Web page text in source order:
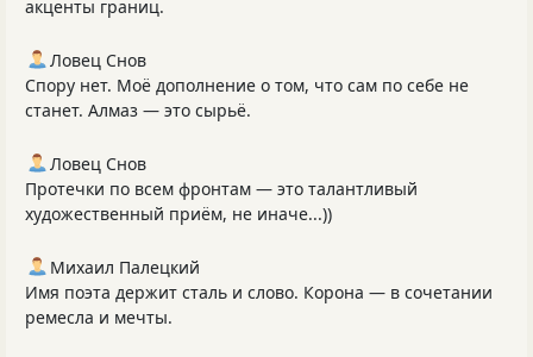
акценты границ.
Ловец Снов
Спору нет. Моё дополнение о том, что сам по себе не
станет. Алмаз — это сырьё.
Ловец Снов
Протечки по всем фронтам — это талантливый
художественный приём, не иначе...))
Михаил Палецкий
Имя поэта держит сталь и слово. Корона — в сочетании
ремесла и мечты.